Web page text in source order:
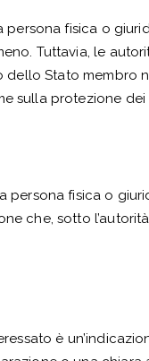
persona fisica o
Tuttavia, le
dello Stato membro
sulla protezione
persona fisica o
che, sotto
è